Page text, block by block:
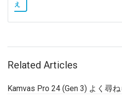
え
Related Articles
Kamvas Pro 24 (Gen 3) よく尋ね